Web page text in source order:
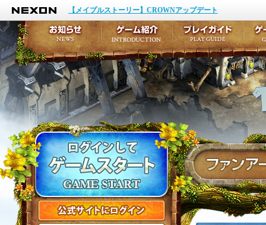
NEXON
【メイプルストーリー】CROWNアップデート
公式サイトにログイン
お知らせ
イベント
アップデート
メンテナンス
ゲーム紹介
キャラクター作成
テイルズ初級者講座
ここだけは知ってお